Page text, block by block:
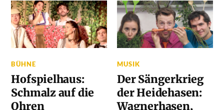
BÜHNE
Hofspielhaus:
Schmalz auf die
Ohren
MUSIK
Der Sängerkrieg
der Heidehasen:
Wagnerhasen,